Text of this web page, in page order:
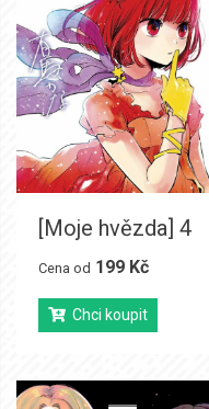
[Moje hvězda] 4
Cena od 199 Kč
Chci koupit